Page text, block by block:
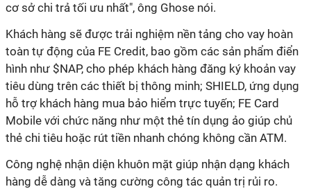
cơ sở chi trả tối ưu nhất", ông Ghose nói.
Khách hàng sẽ được trải nghiệm nền tảng cho vay hoàn
toàn tự động của FE Credit, bao gồm các sản phẩm điển
hình như $NAP, cho phép khách hàng đăng ký khoản vay
tiêu dùng trên các thiết bị thông minh; SHIELD, ứng dụng
hỗ trợ khách hàng mua bảo hiểm trực tuyến; FE Card
Mobile với chức năng như một thẻ tín dụng ảo giúp chủ
thẻ chi tiêu hoặc rút tiền nhanh chóng không cần ATM.
Công nghệ nhận diện khuôn mặt giúp nhận dạng khách
hàng dễ dàng và tăng cường công tác quản trị rủi ro.